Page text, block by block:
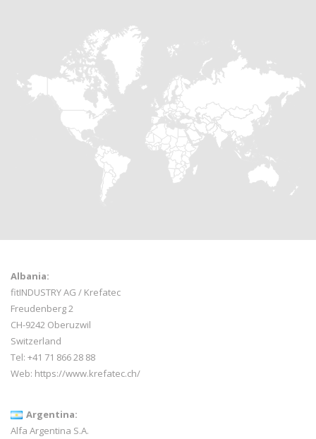
Albania:
fitINDUSTRY AG / Krefatec
Freudenberg 2
CH-9242 Oberuzwil
Switzerland
Tel: +41 71 866 28 88
Web: https://www.krefatec.ch/
Argentina:
Alfa Argentina S.A.